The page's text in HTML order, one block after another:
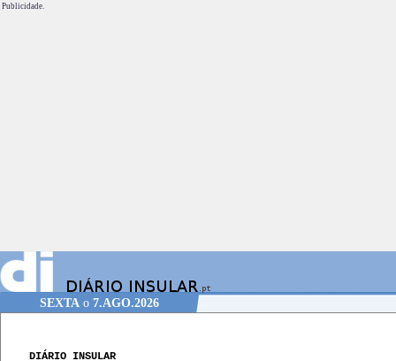
Publicidade.
SEXTA o 7.AGO.2026
DIÁRIO INSULAR